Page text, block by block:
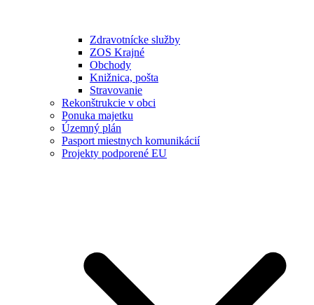
Zdravotnícke služby
ZOS Krajné
Obchody
Knižnica, pošta
Stravovanie
Rekonštrukcie v obci
Ponuka majetku
Územný plán
Pasport miestnych komunikácií
Projekty podporené EU